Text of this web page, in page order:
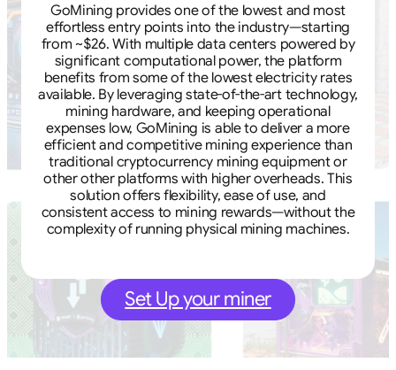
GoMining provides one of the lowest and most
effortless entry points into the industry—starting
from ~$26. With multiple data centers powered by
significant computational power, the platform
benefits from some of the lowest electricity rates
available. By leveraging state-of-the-art technology,
mining hardware, and keeping operational
expenses low, GoMining is able to deliver a more
efficient and competitive mining experience than
traditional cryptocurrency mining equipment or
other other platforms with higher overheads. This
solution offers flexibility, ease of use, and
consistent access to mining rewards—without the
complexity of running physical mining machines.
Set Up your miner